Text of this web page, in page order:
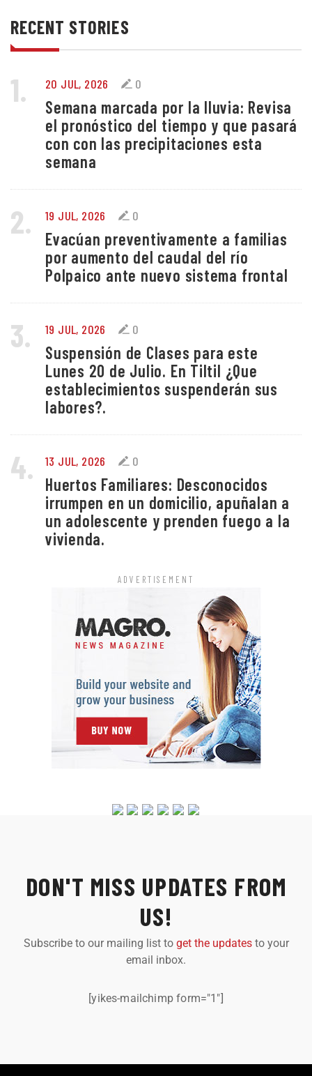
RECENT STORIES
1. 20 JUL, 2026 0
Semana marcada por la lluvia: Revisa
el pronóstico del tiempo y que pasará
con con las precipitaciones esta
semana
2. 19 JUL, 2026 0
Evacúan preventivamente a familias
por aumento del caudal del río
Polpaico ante nuevo sistema frontal
3. 19 JUL, 2026 0
Suspensión de Clases para este
Lunes 20 de Julio. En Tiltil ¿Que
establecimientos suspenderán sus
labores?.
4. 13 JUL, 2026 0
Huertos Familiares: Desconocidos
irrumpen en un domicilio, apuñalan a
un adolescente y prenden fuego a la
vivienda.
ADVERTISEMENT
DON'T MISS UPDATES FROM
US!
Subscribe to our mailing list to get the updatesto your
email inbox.
[yikes-mailchimp form="1"]